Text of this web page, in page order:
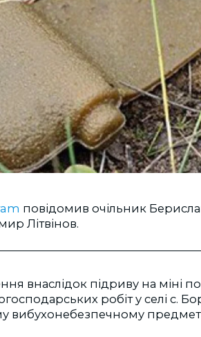
повідомив очільник
Літвінов.
внаслідок підриву на міні
робіт у селі с.
вибухонебезпечному